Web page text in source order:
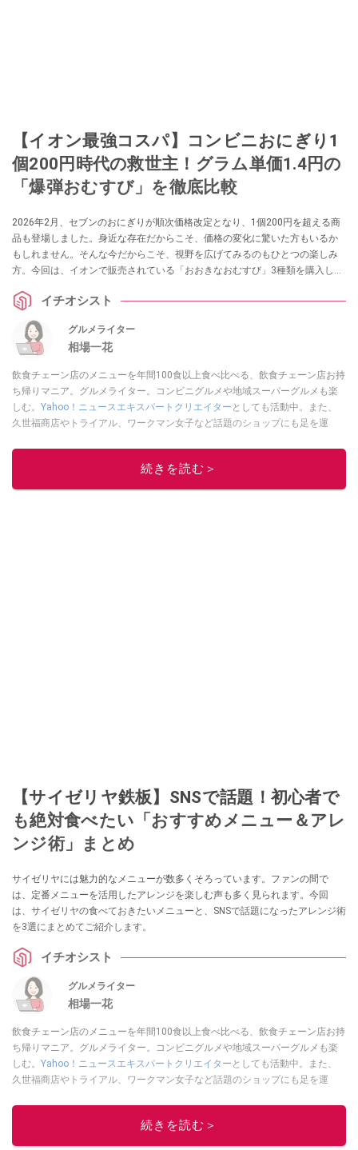
【イオン最強コスパ】コンビニおにぎり1
個200円時代の救世主！グラム単価1.4円の
「爆弾おむすび」を徹底比較
2026年2月、セブンのおにぎりが順次価格改定となり、1個200円を超える商
品も登場しました。身近な存在だからこそ、価格の変化に驚いた方もいるか
もしれません。そんな今だからこそ、視野を広げてみるのもひとつの楽しみ
方。今回は、イオンで販売されている「おおきなおむすび」3種類を購入し、
してみました。ボリューム感や満足度はもちろん、価格とのバランスにも注
目しながら検証。日々の食事選びの参考になるよう、前向きな視点で詳しく
ご紹介していきます。
イチオシスト
グルメライター
相場一花
飲食チェーン店のメニューを年間100食以上食べ比べる、飲食チェーン店お持
ち帰りマニア。グルメライター。コンビニグルメや地域スーパーグルメも楽
しむ。 Yahoo！ニュースエキスパートクリエイター としても活動中。また、
久世福商店やトライアル、ワークマン女子など話題のショップにも足を運
「週刊プレイボーイ」、宝島社「おいしい！ シャトレーゼBOOK」などでグ
ルメライター、食の専門家として出演実績あり。
続きを読む＞
【サイゼリヤ鉄板】SNSで話題！初心者で
も絶対食べたい「おすすめメニュー＆アレ
ンジ術」まとめ
サイゼリヤには魅力的なメニューが数多くそろっています。ファンの間で
は、定番メニューを活用したアレンジを楽しむ声も多く見られます。今回
は、サイゼリヤの食べておきたいメニューと、SNSで話題になったアレンジ術
を3選にまとめてご紹介します。
イチオシスト
グルメライター
相場一花
飲食チェーン店のメニューを年間100食以上食べ比べる、飲食チェーン店お持
ち帰りマニア。グルメライター。コンビニグルメや地域スーパーグルメも楽
しむ。 Yahoo！ニュースエキスパートクリエイター としても活動中。また、
久世福商店やトライアル、ワークマン女子など話題のショップにも足を運
「週刊プレイボーイ」、宝島社「おいしい！ シャトレーゼBOOK」などでグ
ルメライター、食の専門家として出演実績あり。
続きを読む＞